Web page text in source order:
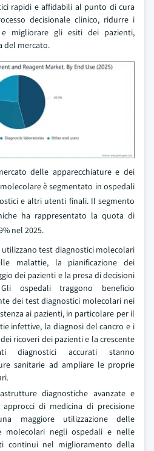
rapidi e affidabili al punto di cura
decisionale clinico, ridurre i
migliorare gli esiti dei pazienti,
del mercato.
delle apparecchiature e dei
è segmentato in ospedali
e altri utenti finali. Il segmento
ha rappresentato la quota di
nel 2025.
test diagnostici molecolari
malattie, la pianificazione dei
dei pazienti e la presa di decisioni
ospedali traggono beneficio
dei test diagnostici molecolari nei
ai pazienti, in particolare per il
infettive, la diagnosi del cancro e i
ricoveri dei pazienti e la crescente
diagnostici accurati stanno
sanitarie ad ampliare le proprie
diagnostiche avanzate e
di medicina di precisione
maggiore utilizzazione delle
molecolari negli ospedali e nelle
continui nel miglioramento della